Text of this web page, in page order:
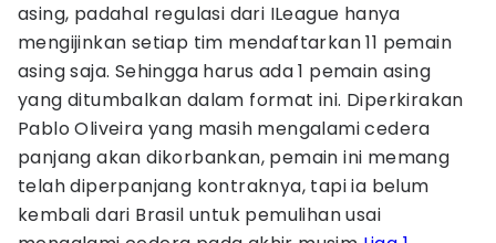
asing, padahal regulasi dari ILeague hanya
mengijinkan setiap tim mendaftarkan 11 pemain
asing saja. Sehingga harus ada 1 pemain asing
yang ditumbalkan dalam format ini. Diperkirakan
Pablo Oliveira yang masih mengalami cedera
panjang akan dikorbankan, pemain ini memang
telah diperpanjang kontraknya, tapi ia belum
kembali dari Brasil untuk pemulihan usai